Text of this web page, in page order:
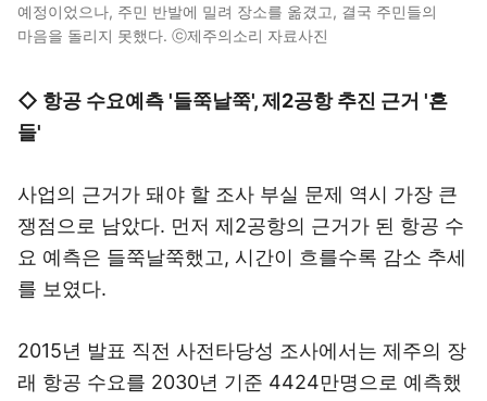
예정이었으나, 주민 반발에 밀려 장소를 옮겼고, 결국 주민들의
마음을 돌리지 못했다. ⓒ제주의소리 자료사진
◇ 항공 수요예측 '들쭉날쭉', 제2공항 추진 근거 '흔
들'
사업의 근거가 돼야 할 조사 부실 문제 역시 가장 큰
쟁점으로 남았다. 먼저 제2공항의 근거가 된 항공 수
요 예측은 들쭉날쭉했고, 시간이 흐를수록 감소 추세
를 보였다.
2015년 발표 직전 사전타당성 조사에서는 제주의 장
래 항공 수요를 2030년 기준 4424만명으로 예측했